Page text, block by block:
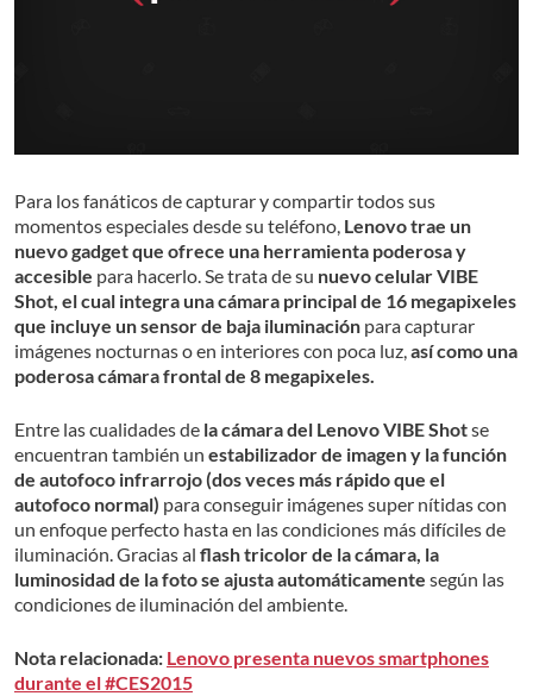
Para los fanáticos de capturar y compartir todos sus
momentos especiales desde su teléfono, Lenovo trae un
nuevo gadget que ofrece una herramienta poderosa y
accesible para hacerlo. Se trata de su nuevo celular VIBE
Shot, el cual integra una cámara principal de 16 megapixeles
que incluye un sensor de baja iluminación para capturar
imágenes nocturnas o en interiores con poca luz,así como una
poderosa cámara frontal de 8 megapixeles.
Entre las cualidades de la cámara del Lenovo VIBE Shotse
encuentran también un estabilizador de imagen y la función
de autofoco infrarrojo (dos veces más rápido que el
autofoco normal) para conseguir imágenes super nítidas con
un enfoque perfecto hasta en las condiciones más difíciles de
iluminación. Gracias al flash tricolor de la cámara, la
luminosidad de la foto se ajusta automáticamente según las
condiciones de iluminación del ambiente.
Nota relacionada: Lenovo presenta nuevos smartphones
durante el #CES2015